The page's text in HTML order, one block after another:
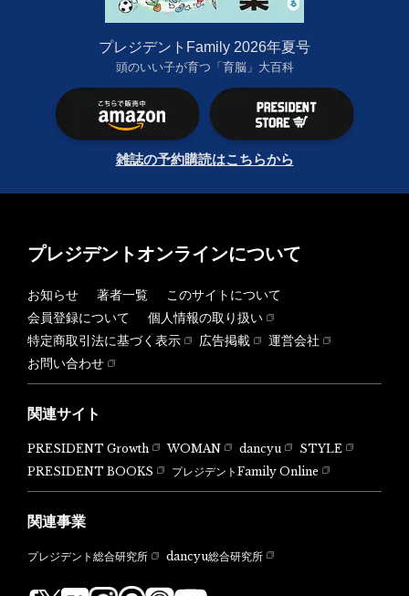
プレジデントFamily 2026年夏号
頭のいい子が育つ「育脳」大百科
雑誌の予約購読はこちらから
プレジデントオンラインについて
お知らせ 著者一覧
このサイトについて
会員登録について
個人情報の取り扱い
特定商取引法に基づく表示
広告掲載
運営会社
お問い合わせ
関連サイト
PRESIDENT Growth WOMAN dancyu
STYLE
PRESIDENT BOOKS
プレジデントFamily Online
関連事業
プレジデント総合研究所 dancyu総合研究所